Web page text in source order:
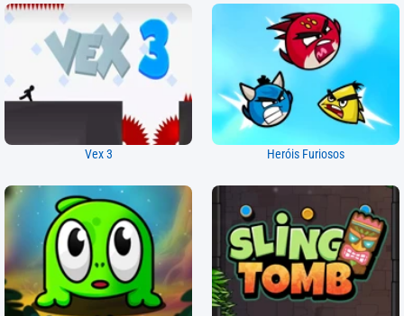
Vex 3 Heróis Furiosos